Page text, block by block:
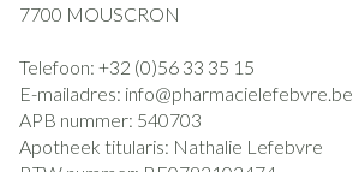
7700 MOUSCRON
Telefoon: +32 (0)56 33 35 15
E-mailadres: info@pharmacielefebvre.be
APB nummer: 540703
Apotheek titularis: Nathalie Lefebvre